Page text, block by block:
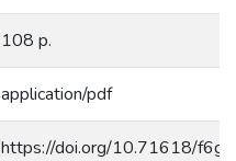
108 p.
application/pdf
https://doi.org/10.71618/